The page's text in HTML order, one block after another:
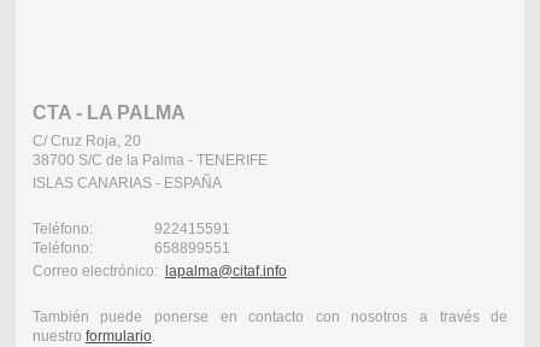
CTA - LA PALMA
C/ Cruz Roja, 20
38700 S/C de la Palma - TENERIFE
ISLAS CANARIAS - ESPAÑA
Teléfono: 922415591
Teléfono: 658899551
Correo electrónico:
lapalma@citaf.info
También puede ponerse en contacto con nosotros a través de
nuestro formulario.